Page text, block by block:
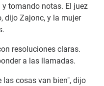
tomando notas. El juez
dijo Zajonc, y la mujer
resoluciones claras.
a las llamadas.
las cosas van bien", dijo